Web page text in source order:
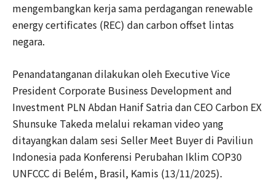
mengembangkan kerja sama perdagangan renewable
energy certificates (REC) dan carbon offset lintas
negara.
Penandatanganan dilakukan oleh Executive Vice
President Corporate Business Development and
Investment PLN Abdan Hanif Satria dan CEO Carbon EX
Shunsuke Takeda melalui rekaman video yang
ditayangkan dalam sesi Seller Meet Buyer di Paviliun
Indonesia pada Konferensi Perubahan Iklim COP30
UNFCCC di Belém, Brasil, Kamis (13/11/2025).